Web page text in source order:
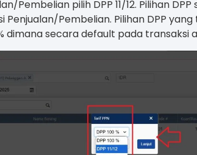
Pembelian pilih DPP 11/12. Pilihan DPP
Pembelian. Pilihan DPP yang
dimana secara default pada transaksi